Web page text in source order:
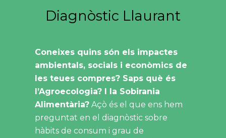
Diagnòstic Llaurant
Coneixes quins són els impactes
ambientals, socials i econòmics de
les teues compres? Saps què és
l’Agroecologia? I la Sobirania
Alimentària? Açò és el que ens hem
preguntat en el diagnòstic sobre
hàbits de consum i grau de